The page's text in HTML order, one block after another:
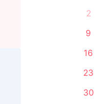
2
9
16
23
30